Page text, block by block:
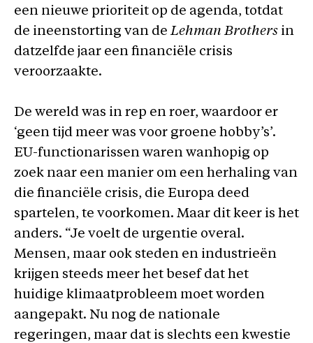
een nieuwe prioriteit op de agenda, totdat
de ineenstorting van deLehman Brothers in
datzelfde jaar een financiële crisis
veroorzaakte.
De wereld was in rep en roer, waardoor er
‘geen tijd meer was voor groene hobby’s’.
EU-functionarissen waren wanhopig op
zoek naar een manier om een herhaling van
die financiële crisis, die Europa deed
spartelen, te voorkomen. Maar dit keer is het
anders. “Je voelt de urgentie overal.
Mensen, maar ook steden en industrieën
krijgen steeds meer het besef dat het
huidige klimaatprobleem moet worden
aangepakt. Nu nog de nationale
regeringen, maar dat is slechts een kwestie